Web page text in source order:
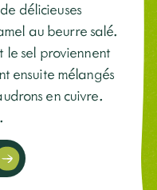
délicieuses
au beurre salé.
le sel proviennent
ensuite mélangés
en cuivre.